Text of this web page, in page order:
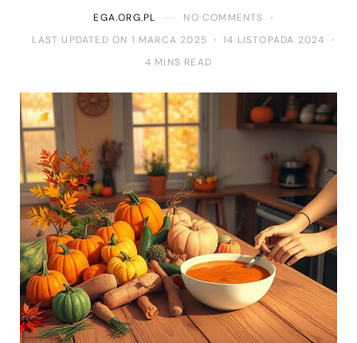
EGA.ORG.PL
NO COMMENTS
LAST UPDATED ON 1 MARCA 2025
14 LISTOPADA 2024
4 MINS READ